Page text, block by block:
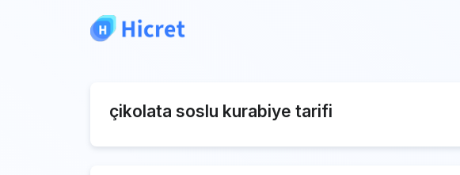
çikolata soslu kurabiye tarifi